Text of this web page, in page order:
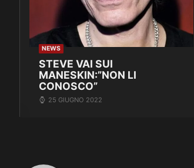
NEWS
STEVE VAI SUI
MANESKIN:”NON LI
CONOSCO”
25 GIUGNO 2022